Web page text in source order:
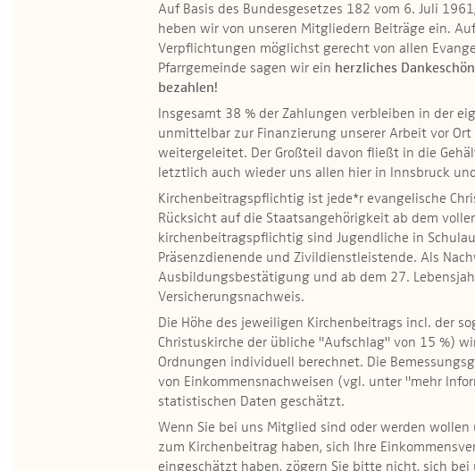
Auf Basis des Bundesgesetzes 182 vom 6. Juli
heben wir von unseren Mitgliedern Beiträge ein.
Verpflichtungen möglichst gerecht von allen
Pfarrgemeinde sagen wir ein herzliches
bezahlen!
Insgesamt 38 % der Zahlungen verbleiben in der
unmittelbar zur Finanzierung unserer Arbeit vor Ort
weitergeleitet. Der Großteil davon fließt in die
letztlich auch wieder uns allen hier in Innsbruck
Kirchenbeitragspflichtig ist jede*r evangelische
Rücksicht auf die Staatsangehörigkeit ab dem
kirchenbeitragspflichtig sind Jugendliche in
Präsenz­dienende und Zivildienstleisten­de. Als
Ausbildungsbestätigung und ab dem 27.
Versicherungsnachweis.
Die Höhe des jeweiligen Kirchenbeitrags incl. der
Christuskirche der übliche "Aufschlag" von 15 %)
Ordnungen individuell berechnet. Die
von Einkommensnachweisen (vgl. unter "mehr
statistischen Daten geschätzt.
Wenn Sie bei uns Mitglied sind oder werden wollen
zum Kirchenbeitrag haben, sich Ihre
eingeschätzt haben, zögern Sie bitte nicht, sich bei